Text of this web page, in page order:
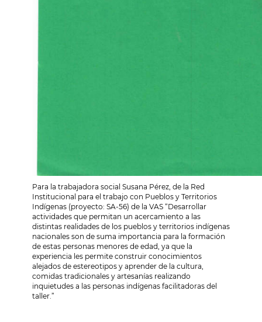
Para la trabajadora social Susana Pérez, de la Red
Institucional para el trabajo con Pueblos y Territorios
Indígenas (proyecto: SA-56) de la VAS “Desarrollar
actividades que permitan un acercamiento a las
distintas realidades de los pueblos y territorios indígenas
nacionales son de suma importancia para la formación
de estas personas menores de edad, ya que la
experiencia les permite construir conocimientos
alejados de estereotipos y aprender de la cultura,
comidas tradicionales y artesanías realizando
inquietudes a las personas indígenas facilitadoras del
taller.”